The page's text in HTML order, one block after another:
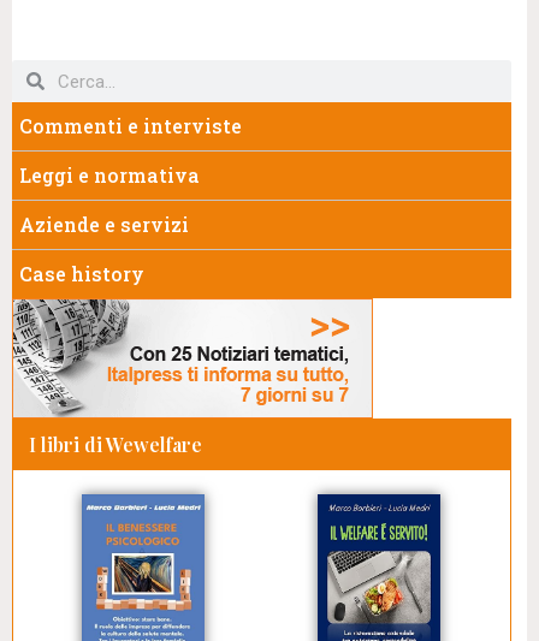
Commenti e interviste
Leggi e normativa
Aziende e servizi
Case history
I libri di Wewelfare